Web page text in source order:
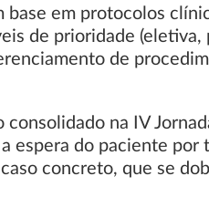
em protocolos
de prioridade
de
na IV
espera do paciente
concreto, que se